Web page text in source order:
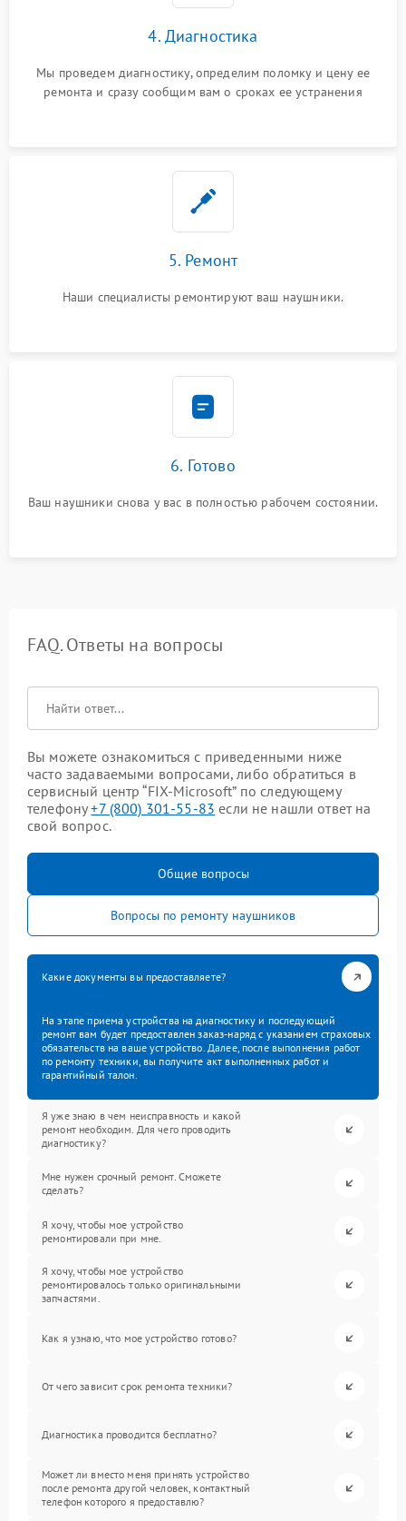
4. Диагностика
Мы проведем диагностику, определим поломку и цену ее
ремонта и сразу сообщим вам о сроках ее устранения
5. Ремонт
Наши специалисты ремонтируют ваш наушники.
6. Готово
Ваш наушники снова у вас в полностью рабочем состоянии.
FAQ. Ответы на вопросы
Вы можете ознакомиться с приведенными ниже
часто задаваемыми вопросами, либо обратиться в
сервисный центр “FIX-Microsoft” по следующему
телефону+7 (800) 301-55-83 если не нашли ответ на
свой вопрос.
Общие вопросы
Вопросы по ремонту наушников
Какие документы вы предоставляете?
На этапе приема устройства на диагностику и последующий
ремонт вам будет предоставлен заказ-наряд с указанием страховых
обязательств на ваше устройство. Далее, после выполнения работ
по ремонту техники, вы получите акт выполненных работ и
гарантийный талон.
Я уже знаю в чем неисправность и какой
ремонт необходим. Для чего проводить
диагностику?
Мне нужен срочный ремонт. Сможете
сделать?
Я хочу, чтобы мое устройство
ремонтировали при мне.
Я хочу, чтобы мое устройство
ремонтировалось только оригинальными
запчастями.
Как я узнаю, что мое устройство готово?
От чего зависит срок ремонта техники?
Диагностика проводится бесплатно?
Может ли вместо меня принять устройство
после ремонта другой человек, контактный
телефон которого я предоставлю?